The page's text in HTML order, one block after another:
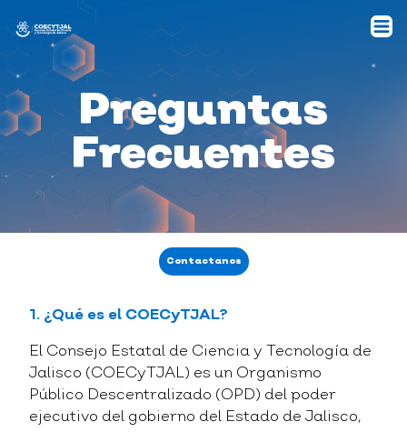
Preguntas
Frecuentes
Contactanos
1. ¿Qué es el COECyTJAL?
El Consejo Estatal de Ciencia y Tecnología de
Jalisco (COECyTJAL) es un Organismo
Público Descentralizado (OPD) del poder
ejecutivo del gobierno del Estado de Jalisco,